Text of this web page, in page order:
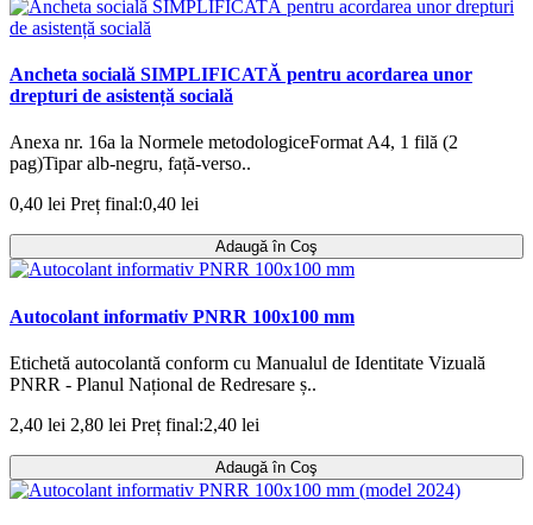
Ancheta socială SIMPLIFICATĂ pentru acordarea unor
drepturi de asistență socială
Anexa nr. 16a la Normele metodologiceFormat A4, 1 filă (2
pag)Tipar alb-negru, față-verso..
0,40 lei Preț final:0,40 lei
Adaugă în Coş
Autocolant informativ PNRR 100x100 mm
Etichetă autocolantă conform cu Manualul de Identitate Vizuală
PNRR - Planul Național de Redresare ș..
2,40 lei 2,80 lei Preț final:2,40 lei
Adaugă în Coş